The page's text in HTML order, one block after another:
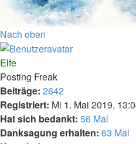
Nach oben
Elfe
Posting Freak
Beiträge: 2642
Registriert: Mi 1. Mai 2019,
Hat sich bedankt: 56 Mal
Danksagung erhalten: 63 Mal